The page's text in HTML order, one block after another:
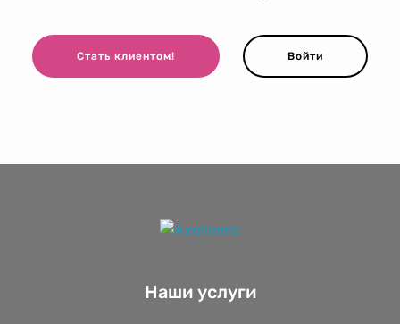
Стать клиентом! Войти
Наши услуги